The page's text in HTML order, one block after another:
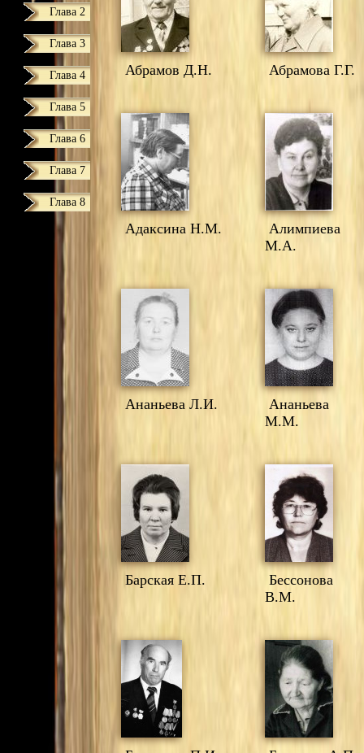
Глава 2
Глава 3
Глава 4
Глава 5
Глава 6
Глава 7
Глава 8
Абрамов Д.Н. Абрамова Г.Г.
Адаксина Н.М.
Алимпиева
М.А.
Ананьева Л.И.
Ананьева
М.М.
Барская Е.П.
Бессонова
В.М.